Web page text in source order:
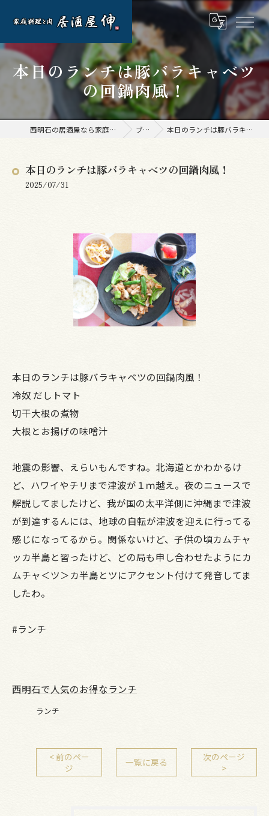
本日のランチは豚バラキャベツ
の回鍋肉風！
西明石の居酒屋なら家庭料理と肉 居酒屋 伸 ブログ 本日のランチは豚バラキャベツの回鍋肉風！
本日のランチは豚バラキャベツの回鍋肉風！
2025/07/31
本日のランチは豚バラキャベツの回鍋肉風！
冷奴 だしトマト
切干大根の煮物
大根とお揚げの味噌汁
地震の影響、えらいもんですね。北海道とかわかるけ
ど、ハワイやチリまで津波が１ｍ越え。夜のニュースで
解説してましたけど、我が国の太平洋側に沖縄まで津波
が到達するんには、地球の自転が津波を迎えに行ってる
感じになってるから。関係ないけど、子供の頃カムチャ
ッカ半島と習ったけど、どの局も申し合わせたようにカ
ムチャ＜ツ＞カ半島とツにアクセント付けて発音してま
したわ。
#ランチ
西明石で人気のお得なランチ
ランチ
< 前のペー
ジ
一覧に戻る
次のページ
>